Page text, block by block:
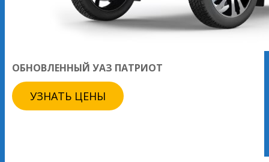
ОБНОВЛЕННЫЙ УАЗ ПАТРИОТ
УЗНАТЬ ЦЕНЫ